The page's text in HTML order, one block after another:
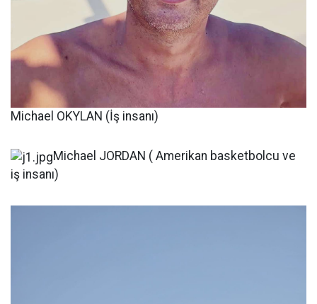
Michael OKYLAN (İş insanı)
Michael JORDAN ( Amerikan basketbolcu ve
iş insanı)